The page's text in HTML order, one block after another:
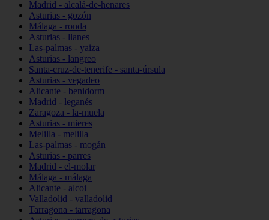
Madrid - alcalá-de-henares
Asturias - gozón
Málaga - ronda
Asturias - llanes
Las-palmas - yaiza
Asturias - langreo
Santa-cruz-de-tenerife - santa-úrsula
Asturias - vegadeo
Alicante - benidorm
Madrid - leganés
Zaragoza - la-muela
Asturias - mieres
Melilla - melilla
Las-palmas - mogán
Asturias - parres
Madrid - el-molar
Málaga - málaga
Alicante - alcoi
Valladolid - valladolid
Tarragona - tarragona